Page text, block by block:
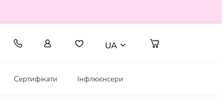
UA
Сертифікати Інфлюєнсери